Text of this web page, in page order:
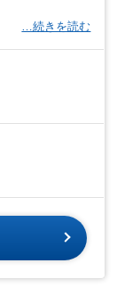
…続きを読む